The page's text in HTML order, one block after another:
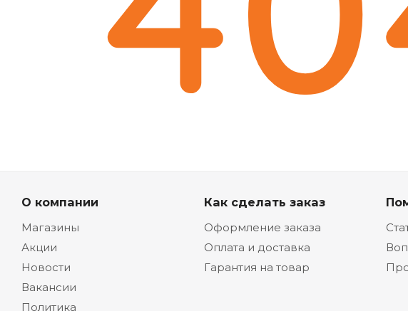
О компании
Магазины
Акции
Новости
Вакансии
Политика
Как сделать заказ
Оформление заказа
Оплата и доставка
Гарантия на товар